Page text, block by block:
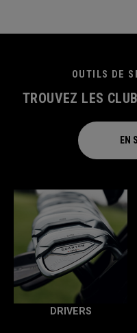
OUTILS DE
TROUVEZ LES
EN
DRIVERS